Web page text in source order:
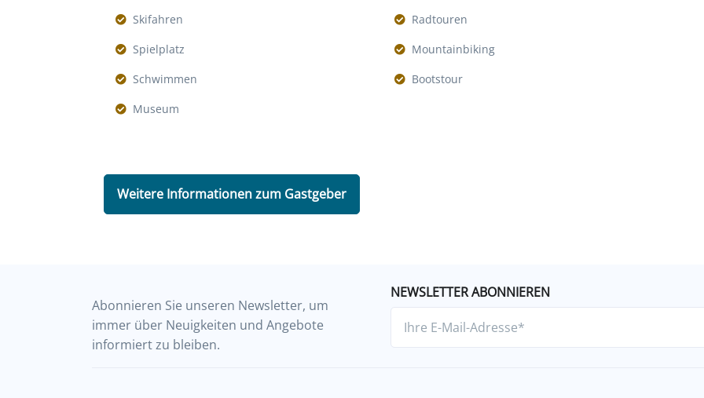
Skifahren
Radtouren
Spielplatz
Mountainbiking
Schwimmen
Bootstour
Museum
Weitere Informationen zum Gastgeber
Abonnieren Sie unseren Newsletter, um
immer über Neuigkeiten und Angebote
informiert zu bleiben.
NEWSLETTER ABONNIEREN